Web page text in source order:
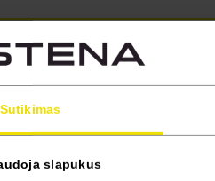
Sutikimas
slapukus